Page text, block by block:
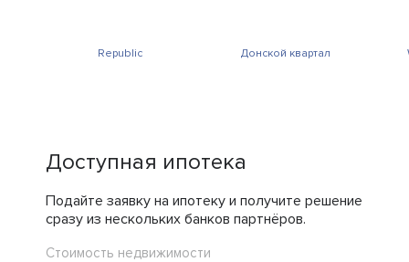
Republic Донской квартал
Доступная ипотека
Подайте заявку на ипотеку и получите решение
сразу из нескольких банков партнёров.
Стоимость недвижимости